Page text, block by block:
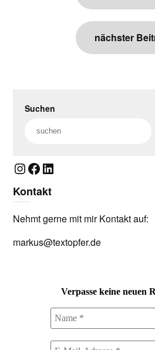
nächster
Suchen
Instagram
Facebook
LinkedIn
Kontakt
Nehmt gerne mit mir Kontakt auf:
markus@textopfer.de
Verpasse keine neuen